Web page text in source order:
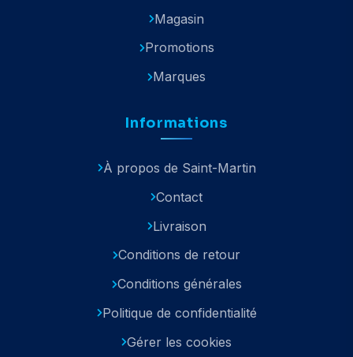
Magasin
Promotions
Marques
Informations
À propos de Saint-Martin
Contact
Livraison
Conditions de retour
Conditions générales
Politique de confidentialité
Gérer les cookies